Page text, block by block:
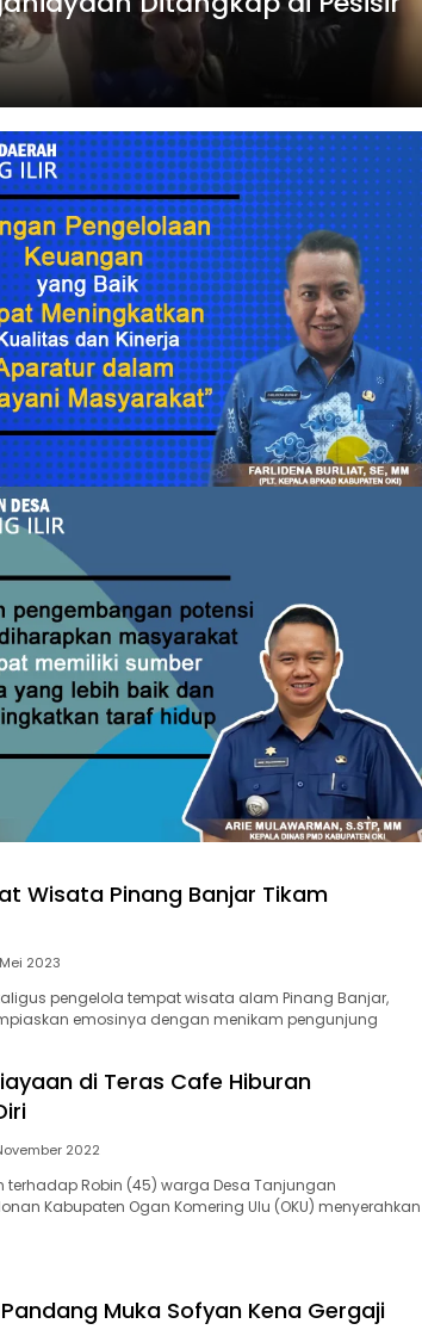
Wisata Pinang Banjar Tikam
2023
pengelola tempat wisata alam Pinang Banjar,
emosinya dengan menikam pengunjung
di Teras Cafe Hiburan
2022
terhadap Robin (45) warga Desa Tanjungan
Kabupaten Ogan Komering Ulu (OKU) menyerahkan
Muka Sofyan Kena Gergaji